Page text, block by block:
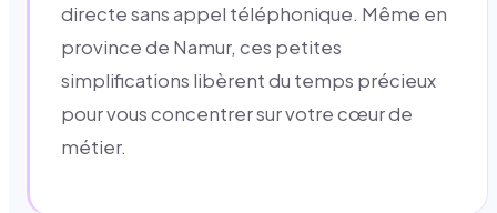
directe sans appel téléphonique. Même en
province de Namur, ces petites
simplifications libèrent du temps précieux
pour vous concentrer sur votre cœur de
métier.